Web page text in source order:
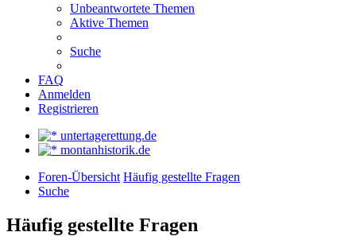
Unbeantwortete Themen
Aktive Themen
Suche
FAQ
Anmelden
Registrieren
untertagerettung.de
montanhistorik.de
Foren-Übersicht Häufig gestellte Fragen
Suche
Häufig gestellte Fragen